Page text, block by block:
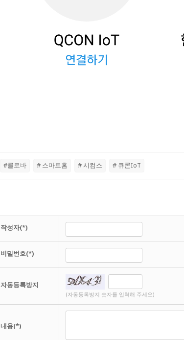
#클로바 # 스마트홈 # 시컴스 # 큐콘IoT
작성자(*)
비밀번호(*)
자동등록방지
(자동등록방지 숫자를 입력해 주세요)
내용(*)